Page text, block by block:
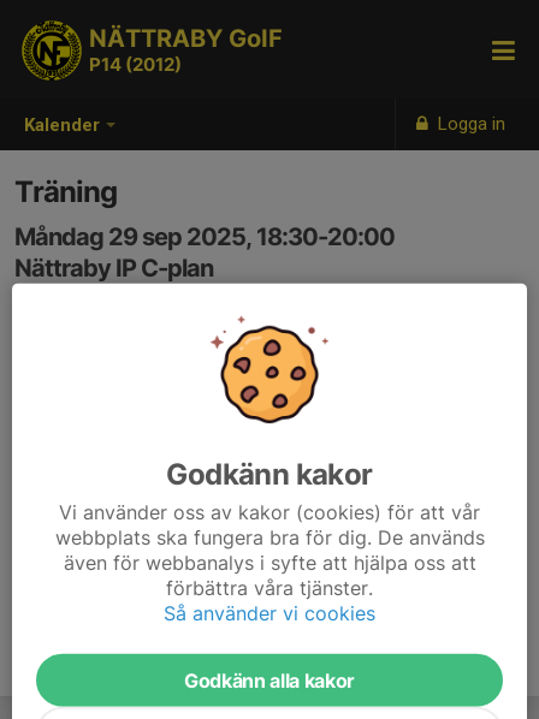
Kalender Logga in
NÄTTRABY GoIF
P14 (2012)
Träning
Måndag 29 sep 2025, 18:30-20:00
Nättraby IP C-plan
Godkänn kakor
Vi använder oss av kakor (cookies) för att vår
webbplats ska fungera bra för dig. De används
även för webbanalys i syfte att hjälpa oss att
förbättra våra tjänster.
Så använder vi cookies
Godkänn alla kakor